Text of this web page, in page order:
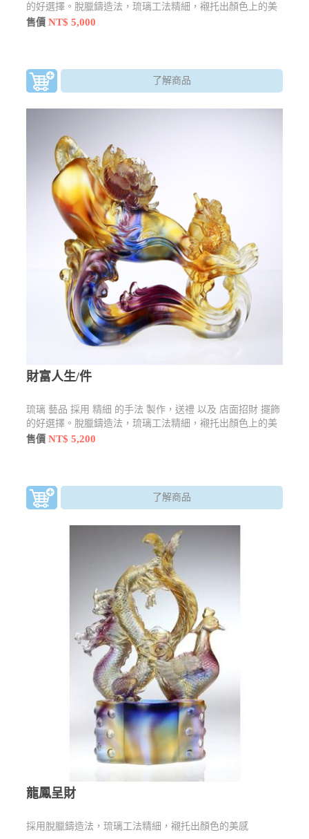
的好選擇。脫臘鑄造法，琉璃工法精細，襯托出顏色上的美
感
售價NT$ 5,000
了解商品
財富人生/件
琉璃 藝品 採用 精細 的手法 製作，送禮 以及 店面招財 擺飾
的好選擇。脫臘鑄造法，琉璃工法精細，襯托出顏色上的美
感
售價NT$ 5,200
了解商品
龍鳳呈財
採用脫臘鑄造法，琉璃工法精細，襯托出顏色的美感